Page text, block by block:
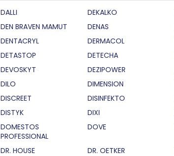
DALLI DEKALKO
DEN BRAVEN MAMUT
DENAS
DENTACRYL
DERMACOL
DETASTOP
DETECHA
DEVOSKYT
DEZIPOWER
DILO
DIMENSION
DISCREET
DISINFEKTO
DISTYK
DIXI
DOMESTOS
PROFESSIONAL
DOVE
DR. HOUSE DR. OETKER